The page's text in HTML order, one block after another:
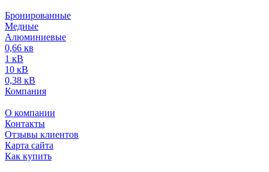
Бронированные
Медные
Алюминиевые
0,66 кв
1 кВ
10 кВ
0,38 кВ
Компания
О компании
Контакты
Отзывы клиентов
Карта сайта
Как купить